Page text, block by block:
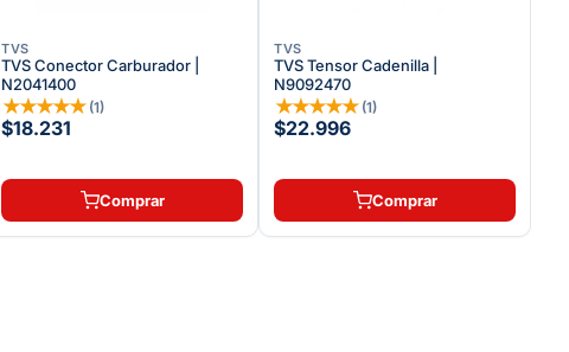
TVS
TVS Conector Carburador |
N2041400
★★★★★ (1)
$18.231
Comprar
TVS
TVS Tensor Cadenilla |
N9092470
★★★★★ (1)
$22.996
Comprar